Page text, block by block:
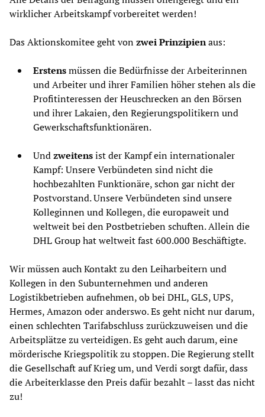
wirklicher Arbeitskampf vorbereitet werden!
Das Aktionskomitee geht vonzwei Prinzipienaus:
Erstensmüssen die Bedürfnisse der Arbeiterinnen
und Arbeiter und ihrer Familien höher stehen als die
Profitinteressen der Heuschrecken an den Börsen
und ihrer Lakaien, den Regierungspolitikern und
Gewerkschaftsfunktionären.
Undzweitensist der Kampf ein internationaler
Kampf: Unsere Verbündeten sind nicht die
hochbezahlten Funktionäre, schon gar nicht der
Postvorstand. Unsere Verbündeten sind unsere
Kolleginnen und Kollegen, die europaweit und
weltweit bei den Postbetrieben schuften. Allein die
DHL Group hat weltweit fast 600.000 Beschäftigte.
Wir müssen auch Kontakt zu den Leiharbeitern und
Kollegen in den Subunternehmen und anderen
Logistikbetrieben aufnehmen, ob bei DHL, GLS, UPS,
Hermes, Amazon oder anderswo. Es geht nicht nur darum,
einen schlechten Tarifabschluss zurückzuweisen und die
Arbeitsplätze zu verteidigen. Es geht auch darum, eine
mörderische Kriegspolitik zu stoppen. Die Regierung stellt
die Gesellschaft auf Krieg um, und Verdi sorgt dafür, dass
die Arbeiterklasse den Preis dafür bezahlt – lasst das nicht
zu!